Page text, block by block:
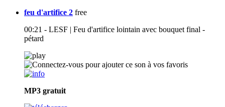
feu d'artifice 2 free
00:21 - LESF | Feu d'artifice lointain avec bouquet final -
pétard
MP3 gratuit